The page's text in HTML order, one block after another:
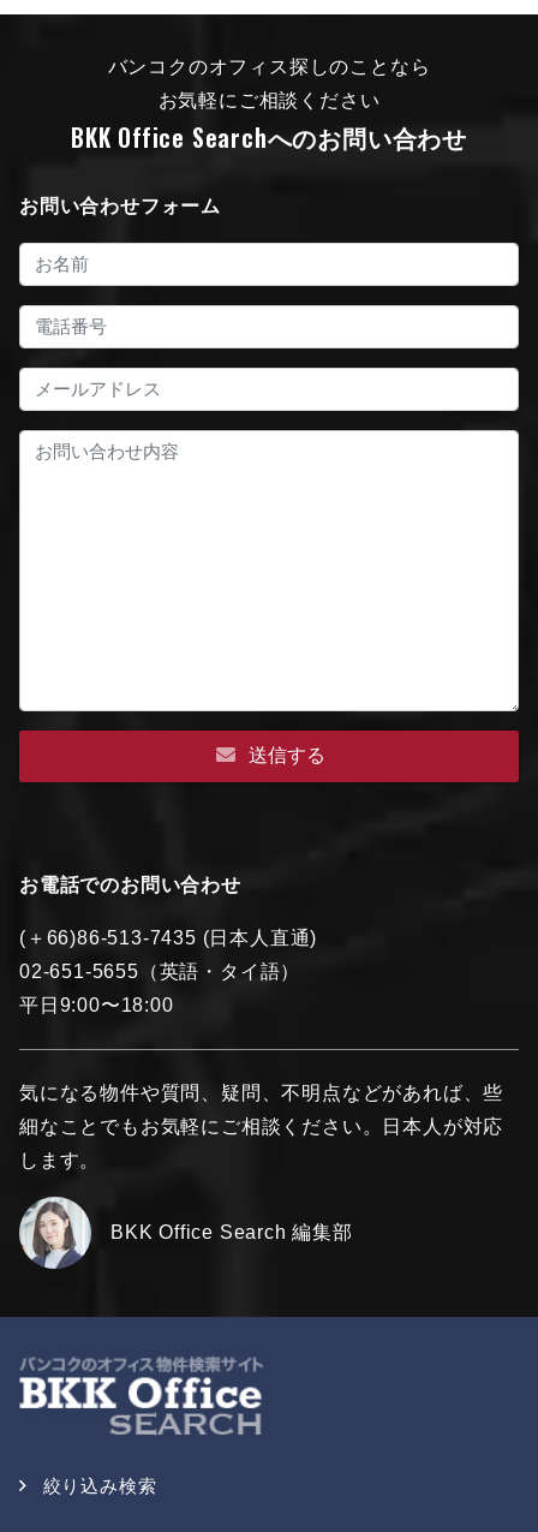
バンコクのオフィス探しのことなら
お気軽にご相談ください
BKK Office Searchへのお問い合わせ
お問い合わせフォーム
送信する
お電話でのお問い合わせ
(＋66)86-513-7435 (日本人直通)
02-651-5655（英語・タイ語）
平日9:00〜18:00
気になる物件や質問、疑問、不明点などがあれば、些
細なことでもお気軽にご相談ください。日本人が対応
します。
BKK Office Search 編集部
絞り込み検索